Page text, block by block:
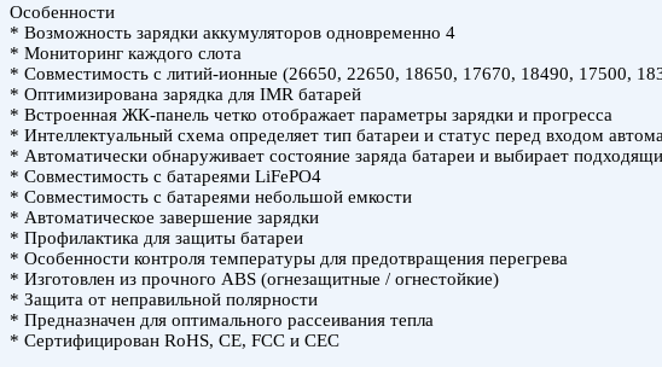
Особенности
* Возможность зарядки аккумуляторов одновременно 4
* Мониторинг каждого слота
* Совместимость с литий-ионные (26650, 22650, 18650, 17670, 18490,
* Оптимизирована зарядка для IMR батарей
* Встроенная ЖК-панель четко отображает параметры зарядки и прогресса
* Интеллектуальный схема определяет тип батареи и статус перед входом
* Автоматически обнаруживает состояние заряда батареи и выбирает
* Совместимость с батареями LiFePO4
* Совместимость с батареями небольшой емкости
* Автоматическое завершение зарядки
* Профилактика для защиты батареи
* Особенности контроля температуры для предотвращения перегрева
* Изготовлен из прочного ABS (огнезащитные / огнестойкие)
* Защита от неправильной полярности
* Предназначен для оптимального рассеивания тепла
* Сертифицирован RoHS, CE, FCC и CEC